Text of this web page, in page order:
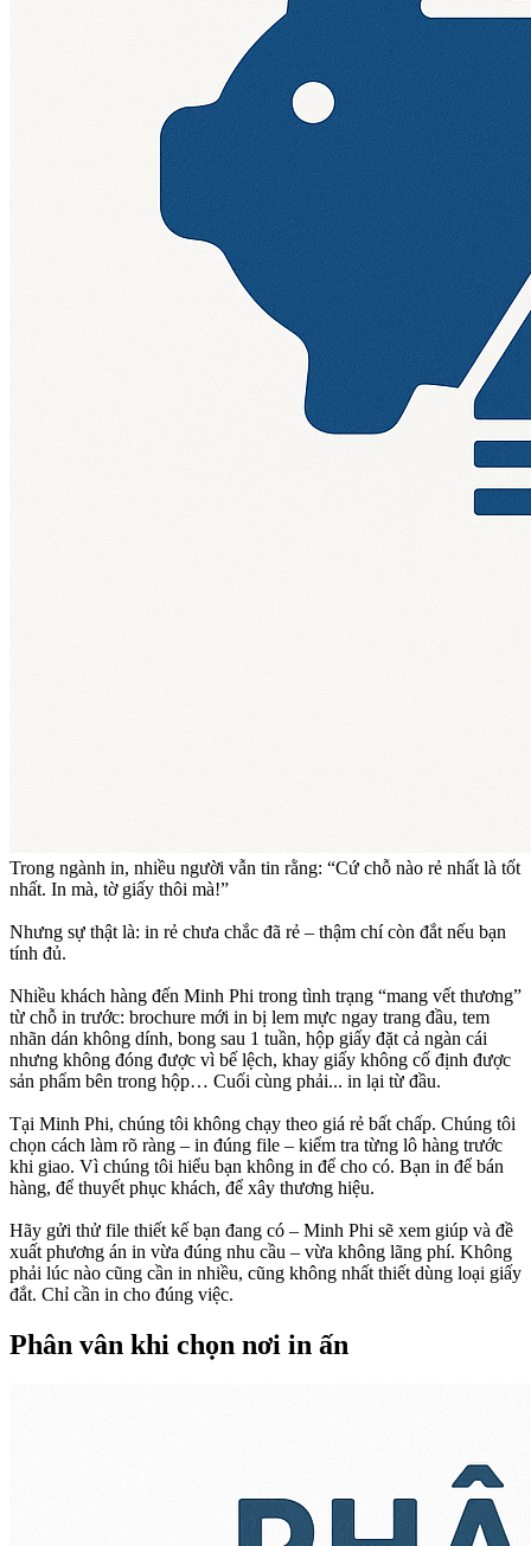
Trong ngành in, nhiều người vẫn tin rằng: “Cứ chỗ nào rẻ nhất là tốt
nhất. In mà, tờ giấy thôi mà!”
Nhưng sự thật là: in rẻ chưa chắc đã rẻ – thậm chí còn đắt nếu bạn
tính đủ.
Nhiều khách hàng đến Minh Phi trong tình trạng “mang vết thương”
từ chỗ in trước: brochure mới in bị lem mực ngay trang đầu, tem
nhãn dán không dính, bong sau 1 tuần, hộp giấy đặt cả ngàn cái
nhưng không đóng được vì bế lệch, khay giấy không cố định được
sản phẩm bên trong hộp… Cuối cùng phải... in lại từ đầu.
Tại Minh Phi, chúng tôi không chạy theo giá rẻ bất chấp. Chúng tôi
chọn cách làm rõ ràng – in đúng file – kiểm tra từng lô hàng trước
khi giao. Vì chúng tôi hiểu bạn không in để cho có. Bạn in để bán
hàng, để thuyết phục khách, để xây thương hiệu.
Hãy gửi thử file thiết kế bạn đang có – Minh Phi sẽ xem giúp và đề
xuất phương án in vừa đúng nhu cầu – vừa không lãng phí. Không
phải lúc nào cũng cần in nhiều, cũng không nhất thiết dùng loại giấy
đắt. Chỉ cần in cho đúng việc.
Phân vân khi chọn nơi in ấn